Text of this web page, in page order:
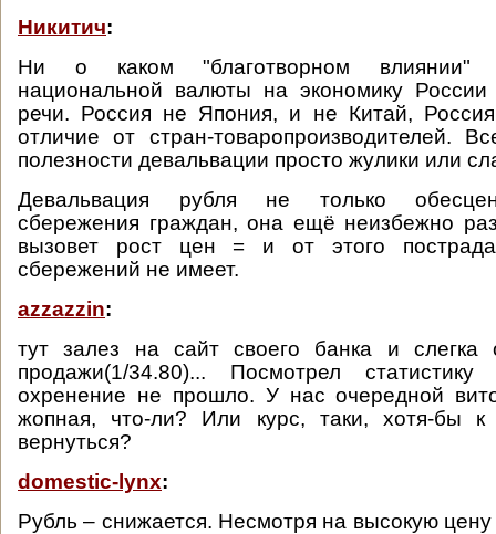
Никитич:
Ни о каком "благотворном влиянии"
национальной валюты на экономику
речи. Россия не Япония, и не Китай,
отличие от стран-товаропроизводителей.
полезности девальвации просто жулики или
Девальвация рубля не только
сбережения граждан, она ещё неизбежно
вызовет рост цен = и от этого
сбережений не имеет.
azzazzin:
тут залез на сайт своего банка и слегка
продажи(1/34.80)... Посмотрел
охренение не прошло. У нас очередной
жопная, что-ли? Или курс, таки, хотя-бы
вернуться?
domestic-lynx:
Рубль – снижается. Несмотря на высокую